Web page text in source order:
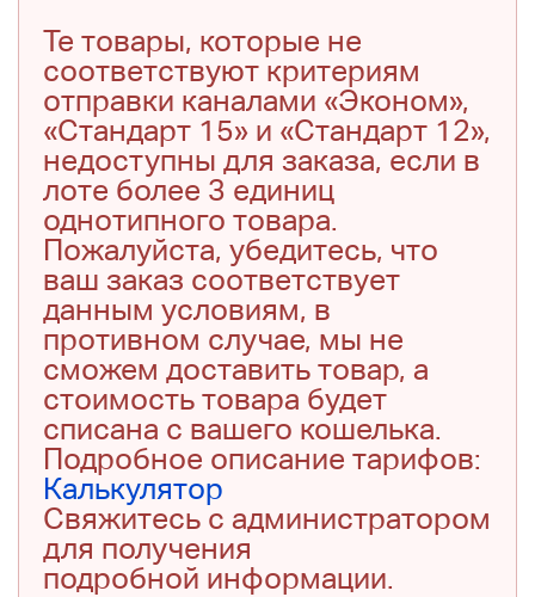
Те товары, которые не
соответствуют критериям
отправки каналами «Эконом»,
«Стандарт 15» и «Стандарт 12»,
недоступны для заказа, если в
лоте более 3 единиц
однотипного товара.
Пожалуйста, убедитесь, что
ваш заказ соответствует
данным условиям, в
противном случае, мы не
сможем доставить товар, а
стоимость товара будет
списана с вашего кошелька.
Подробное описание тарифов:
Калькулятор
Свяжитесь с администратором
для получения
подробной информации.